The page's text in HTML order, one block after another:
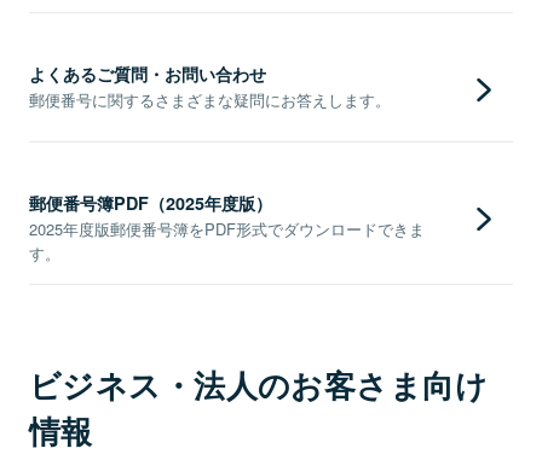
よくあるご質問・お問い合わせ
郵便番号に関するさまざまな疑問にお答えします。
郵便番号簿PDF（2025年度版）
2025年度版郵便番号簿をPDF形式でダウンロードできま
す。
ビジネス・法人のお客さま向け
情報